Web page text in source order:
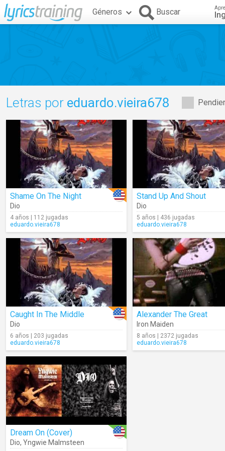
Géneros Buscar
Letras por eduardo.vieira678
Shame On The Night
Dio
4 años | 112 jugadas
eduardo.vieira678
Stand Up And Shout
Dio
5 años | 436 jugadas
eduardo.vieira678
Caught In The Middle
Dio
6 años | 203 jugadas
eduardo.vieira678
Alexander The Great
Iron Maiden
8 años | 2372 jugadas
eduardo.vieira678
Dream On (Cover)
Dio, Yngwie Malmsteen